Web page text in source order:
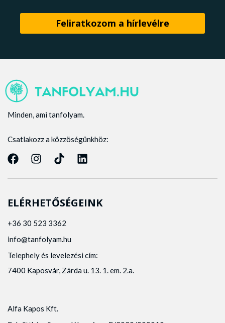
Minden, ami tanfolyam.
Csatlakozz a közzöségünkhöz:
ELÉRHETŐSÉGEINK
+36 30 523 3362
info@tanfolyam.hu
Telephely és levelezési cím:
7400 Kaposvár, Zárda u. 13. 1. em. 2.a.
Alfa Kapos Kft.